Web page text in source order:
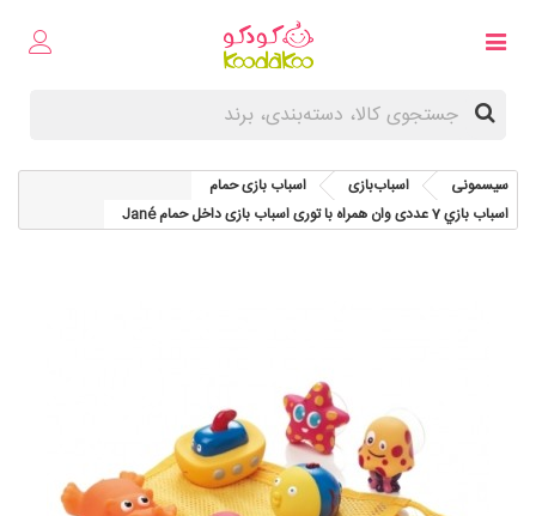
سیسمونی اسباب‌بازی
اسباب بازی حمام
اسباب بازي 7 عددی وان همراه با توری اسباب بازی داخل حمام Jané